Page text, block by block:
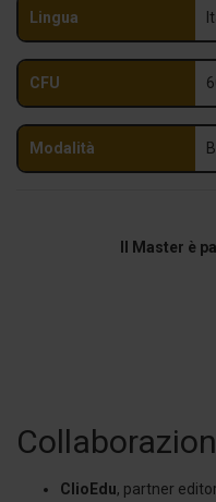
Lingua
CFU
Modalità
Il Master è
ClioEdu, partner